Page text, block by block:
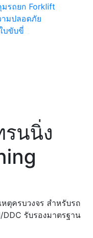
รถยก Forklift
มปลอดภัย
บขับขี่
รนนิ่ง
ตุครบวงจร สำหรับรถ
รับรองมาตรฐาน